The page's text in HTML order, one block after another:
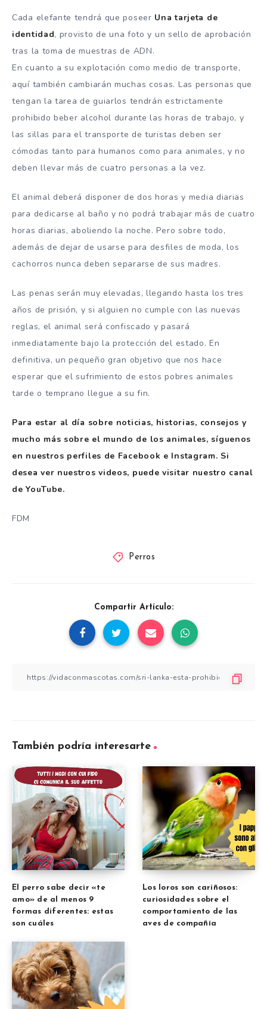
Cada elefante tendrá que poseer Una tarjeta de
identidad, provisto de una foto y un sello de aprobación
tras la toma de muestras de ADN.
En cuanto a su explotación como medio de transporte,
aquí también cambiarán muchas cosas. Las personas que
tengan la tarea de guiarlos tendrán estrictamente
prohibido beber alcohol durante las horas de trabajo, y
las sillas para el transporte de turistas deben ser
cómodas tanto para humanos como para animales, y no
deben llevar más de cuatro personas a la vez.
El animal deberá disponer de dos horas y media diarias
para dedicarse al baño y no podrá trabajar más de cuatro
horas diarias, aboliendo la noche. Pero sobre todo,
además de dejar de usarse para desfiles de moda, los
cachorros nunca deben separarse de sus madres.
Las penas serán muy elevadas, llegando hasta los tres
años de prisión, y si alguien no cumple con las nuevas
reglas, el animal será confiscado y pasará
inmediatamente bajo la protección del estado. En
definitiva, un pequeño gran objetivo que nos hace
esperar que el sufrimiento de estos pobres animales
tarde o temprano llegue a su fin.
Para estar al día sobre noticias, historias, consejos y
mucho más sobre el mundo de los animales, síguenos
en nuestros perfiles de Facebook e Instagram. Si
desea ver nuestros videos, puede visitar nuestro canal
de YouTube.
FDM
Perros
Compartir Artículo:
También podría interesarte
El perro sabe decir «te
amo» de al menos 9
formas diferentes: estas
son cuáles
Los loros son cariñosos:
curiosidades sobre el
comportamiento de las
aves de compañía